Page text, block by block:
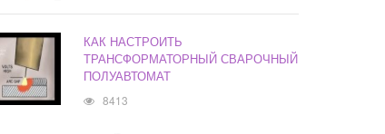
КАК НАСТРОИТЬ
ТРАНСФОРМАТОРНЫЙ СВАРОЧНЫЙ
ПОЛУАВТОМАТ
8413